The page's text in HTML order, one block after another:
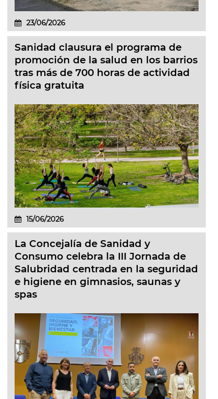
23/06/2026
Sanidad clausura el programa de
promoción de la salud en los barrios
tras más de 700 horas de actividad
física gratuita
15/06/2026
La Concejalía de Sanidad y
Consumo celebra la III Jornada de
Salubridad centrada en la seguridad
e higiene en gimnasios, saunas y
spas